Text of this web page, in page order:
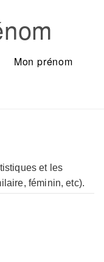
Mon prénom
et les
féminin, etc).